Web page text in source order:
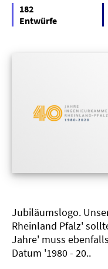
182
Entwürfe
Jubiläumslogo.
Rheinland Pfalz'
Jahre' muss
Datum '1980 - 20..